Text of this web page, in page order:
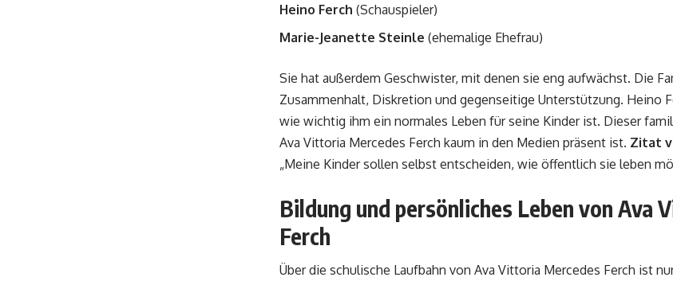
Heino Ferch (Schauspieler)
Marie-Jeanette Steinle (ehemalige Ehefrau)
Sie hat außerdem Geschwister, mit denen sie eng aufwächst. Die
Zusammenhalt, Diskretion und gegenseitige Unterstützung. Heino
wie wichtig ihm ein normales Leben für seine Kinder ist. Dieser
Ava Vittoria Mercedes Ferch kaum in den Medien präsent ist. Zitat
„Meine Kinder sollen selbst entscheiden, wie öffentlich sie leben
Bildung und persönliches Leben von Ava
Ferch
Über die schulische Laufbahn von Ava Vittoria Mercedes Ferch ist